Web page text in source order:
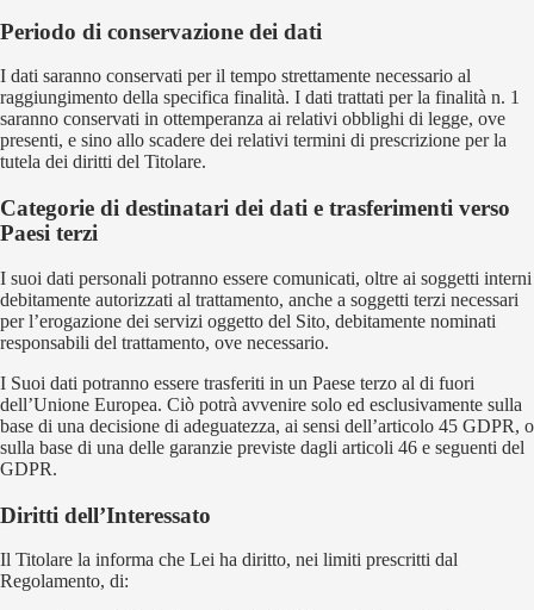
Periodo di conservazione dei dati
I dati saranno conservati per il tempo strettamente necessario al
raggiungimento della specifica finalità. I dati trattati per la finalità n. 1
saranno conservati in ottemperanza ai relativi obblighi di legge, ove
presenti, e sino allo scadere dei relativi termini di prescrizione per la
tutela dei diritti del Titolare.
Categorie di destinatari dei dati e trasferimenti verso
Paesi terzi
I suoi dati personali potranno essere comunicati, oltre ai soggetti interni
debitamente autorizzati al trattamento, anche a soggetti terzi necessari
per l’erogazione dei servizi oggetto del Sito, debitamente nominati
responsabili del trattamento, ove necessario.
I Suoi dati potranno essere trasferiti in un Paese terzo al di fuori
dell’Unione Europea. Ciò potrà avvenire solo ed esclusivamente sulla
base di una decisione di adeguatezza, ai sensi dell’articolo 45 GDPR, o
sulla base di una delle garanzie previste dagli articoli 46 e seguenti del
GDPR.
Diritti dell’Interessato
Il Titolare la informa che Lei ha diritto, nei limiti prescritti dal
Regolamento, di: